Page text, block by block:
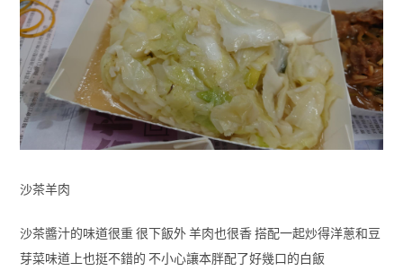
沙茶羊肉
沙茶醬汁的味道很重 很下飯外 羊肉也很香 搭配一起炒得洋蔥和豆
芽菜味道上也挺不錯的 不小心讓本胖配了好幾口的白飯